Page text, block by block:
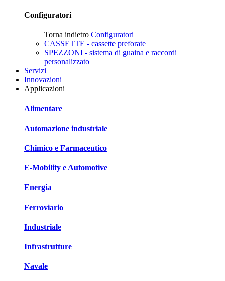
Configuratori
Torna indietro Configuratori
CASSETTE - cassette preforate
SPEZZONI - sistema di guaina e raccordi
personalizzato
Servizi
Innovazioni
Applicazioni
Alimentare
Automazione industriale
Chimico e Farmaceutico
E-Mobility e Automotive
Energia
Ferroviario
Industriale
Infrastrutture
Navale